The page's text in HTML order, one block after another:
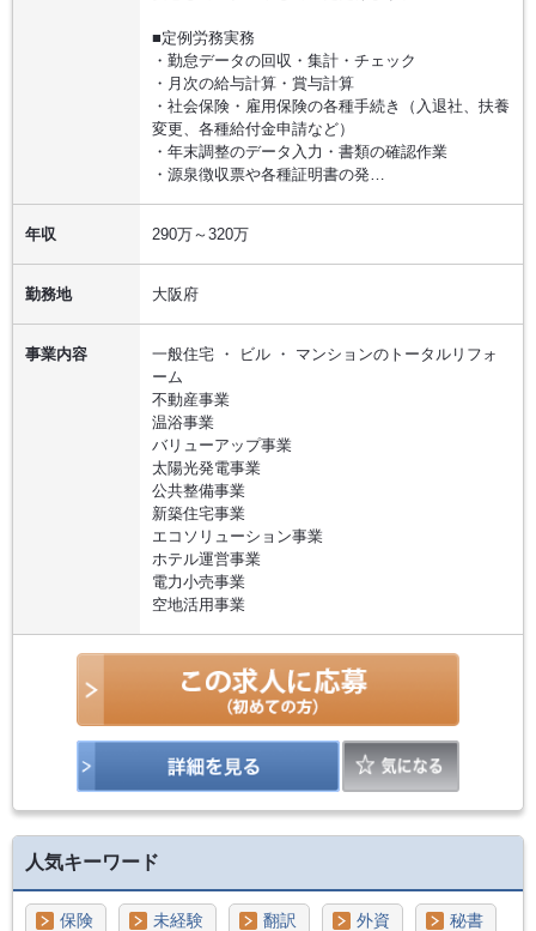
■定例労務実務
・勤怠データの回収・集計・チェック
・月次の給与計算・賞与計算
・社会保険・雇用保険の各種手続き（入退社、扶養
変更、各種給付金申請など）
・年末調整のデータ入力・書類の確認作業
・源泉徴収票や各種証明書の発…
年収 290万～320万
勤務地 大阪府
事業内容
一般住宅 ・ ビル ・ マンションのトータルリフォ
ーム
不動産事業
温浴事業
バリューアップ事業
太陽光発電事業
公共整備事業
新築住宅事業
エコソリューション事業
ホテル運営事業
電力小売事業
空地活用事業
人気キーワード
保険 未経験 翻訳 外資 秘書